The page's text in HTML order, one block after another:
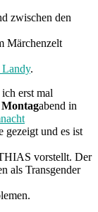
zwischen den
Märchenzelt
.
erst mal
Montagabend in
gezeigt und es ist
vorstellt. Der
als Transgender